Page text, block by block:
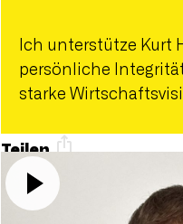
Ich unterstütze Kurt
persönliche
starke
Teilen